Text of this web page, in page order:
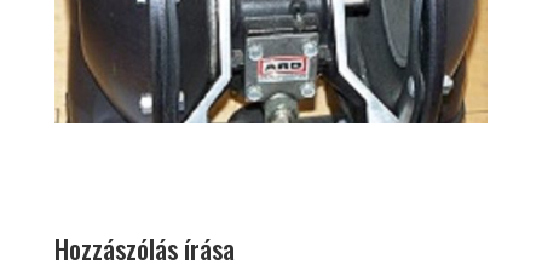
Hozzászólás írása